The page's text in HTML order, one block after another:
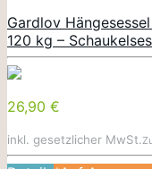
Gardlov
120 kg –
26,90 €
inkl. gesetzlicher MwSt.